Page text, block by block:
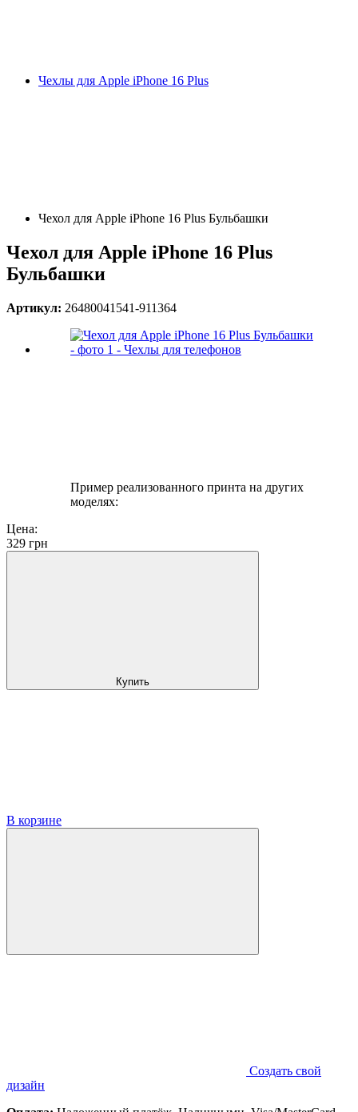
Чехлы для Apple iPhone 16 Plus
Чехол для Apple iPhone 16 Plus Бульбашки
Чехол для Apple iPhone 16 Plus
Бульбашки
Артикул: 26480041541-911364
Пример реализованного принта на других
моделях:
Цена:
329 грн
Купить
В корзине
Создать свой
дизайн